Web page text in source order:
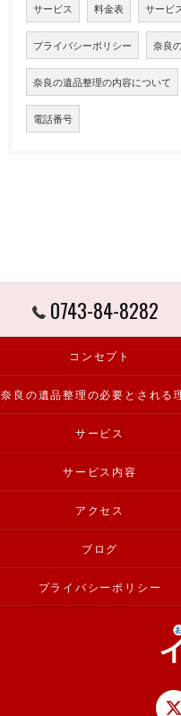
サービス 料金表 サービ
プライバシーポリシー 奈良
奈良の遺品整理の内容について
電話番号
0743-84-8282
コンセプト
奈良の遺品整理の必要とされる
サービス
サービス内容
アクセス
ブログ
プライバシーポリシー